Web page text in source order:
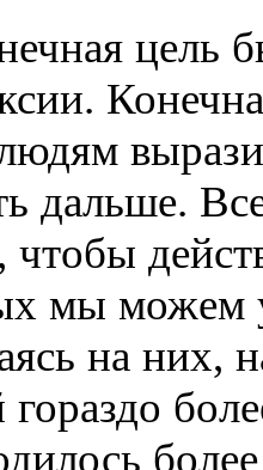
цель
дальше.
чтобы
мы можем
на них,